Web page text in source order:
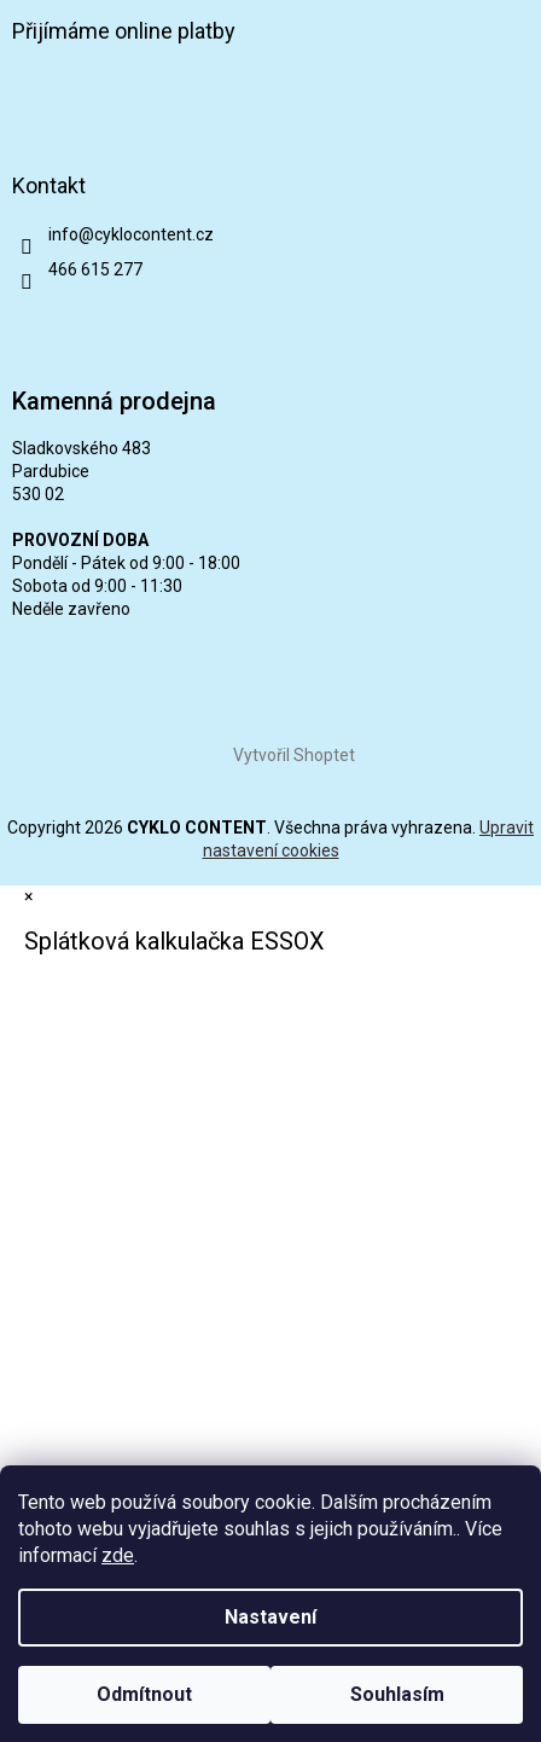
Tento web používá soubory cookie. Dalším procházením
tohoto webu vyjadřujete souhlas s jejich používáním.. Více
informací zde.
Nastavení
Odmítnout Souhlasím
Přijímáme online platby
Kontakt
info@cyklocontent.cz
466 615 277
Kamenná prodejna
Sladkovského 483
Pardubice
530 02
PROVOZNÍ DOBA
Pondělí - Pátek od 9:00 - 18:00
Sobota od 9:00 - 11:30
Neděle zavřeno
Vytvořil Shoptet
Copyright 2026 CYKLO CONTENT . Všechna práva vyhrazena. Upravit
nastavení cookies
×
Splátková kalkulačka ESSOX